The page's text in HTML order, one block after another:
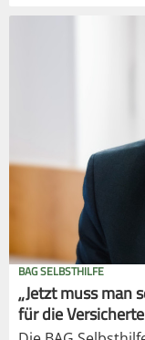
BAG SELBSTHILFE
„Jetzt muss man
für die